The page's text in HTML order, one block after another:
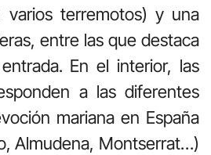
varios terremotos) y una
entre las que destaca
En el interior, las
a las diferentes
mariana en España
Almudena, Montserrat…)